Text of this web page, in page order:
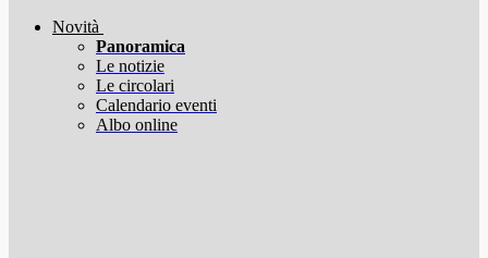
Novità
Panoramica
Le notizie
Le circolari
Calendario eventi
Albo online